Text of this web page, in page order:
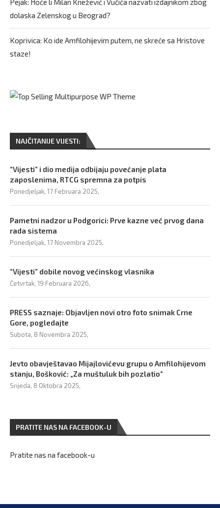
Pejak: Hoće li Milan Knežević i Vučića nazvati izdajnikom zbog
dolaska Zelenskog u Beograd?
Koprivica: Ko ide Amfilohijevim putem, ne skreće sa Hristove
staze!
NAJČITANIJE VIJESTI:
“Vijesti” i dio medija odbijaju povećanje plata
zaposlenima, RTCG spremna za potpis
Ponedjeljak, 17 Februara 2025,
Pametni nadzor u Podgorici: Prve kazne već prvog dana
rada sistema
Ponedjeljak, 17 Novembra 2025,
“Vijesti” dobile novog većinskog vlasnika
Četvrtak, 19 Februara 2026,
PRESS saznaje: Objavljen novi otro foto snimak Crne
Gore, pogledajte
Subota, 8 Novembra 2025,
Jevto obavještavao Mijajlovićevu grupu o Amfilohijevom
stanju, Bošković: „Za muštuluk bih pozlatio“
Srijeda, 8 Oktobra 2025,
PRATITE NAS NA FACEBOOK-U
Pratite nas na facebook-u